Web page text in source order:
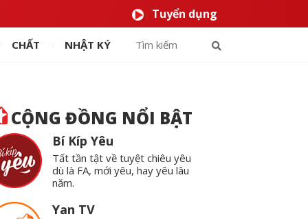
Tuyển dụng
CHẤT NHẬT KÝ
CỘNG ĐỒNG NỔI BẬT
Bí Kíp Yêu
Tất tần tật về tuyệt chiêu yêu
dù là FA, mới yêu, hay yêu lâu
năm.
Yan TV